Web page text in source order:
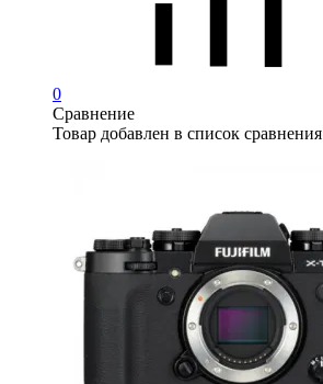
0
Сравнение
Товар добавлен в список сравнения